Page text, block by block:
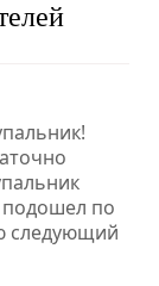
по
следующий